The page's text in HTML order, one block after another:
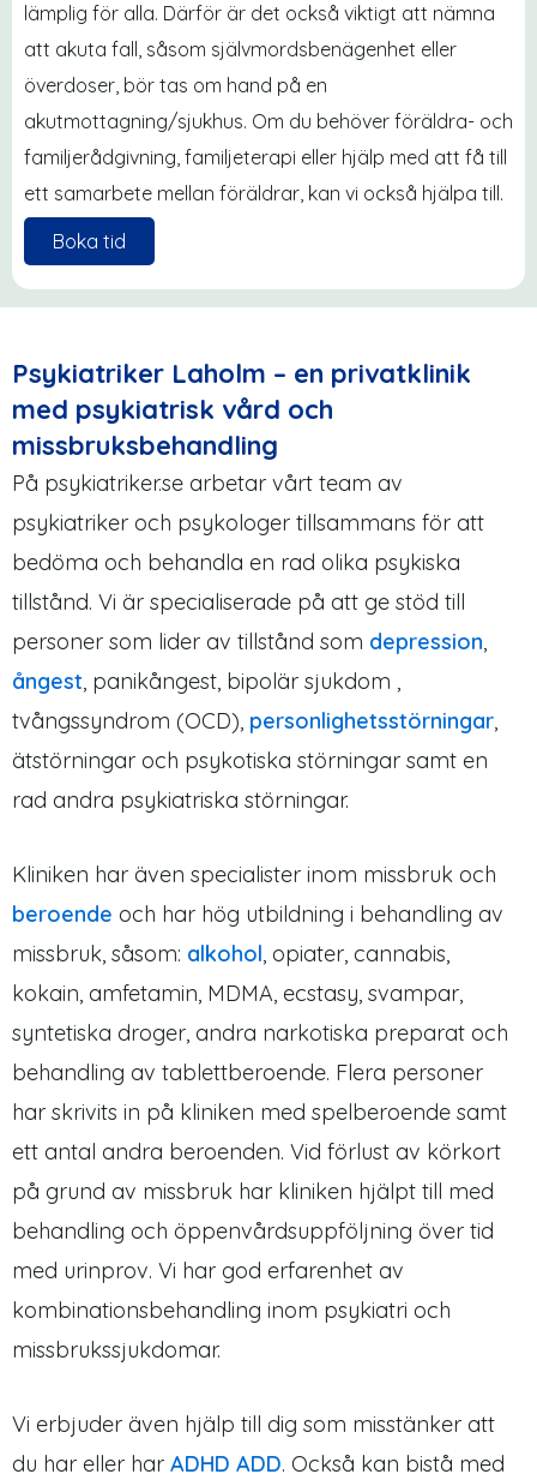
lämplig för alla. Därför är det också viktigt att nämna
att akuta fall, såsom självmordsbenägenhet eller
överdoser, bör tas om hand på en
akutmottagning/sjukhus. Om du behöver föräldra- och
familjerådgivning, familjeterapi eller hjälp med att få till
ett samarbete mellan föräldrar, kan vi också hjälpa till.
Boka tid
Psykiatriker Laholm – en privatklinik
med psykiatrisk vård och
missbruksbehandling
På psykiatriker.se arbetar vårt team av
psykiatriker och psykologer tillsammans för att
bedöma och behandla en rad olika psykiska
tillstånd. Vi är specialiserade på att ge stöd till
personer som lider av tillstånd som depression,
ångest, panikångest, bipolär sjukdom ,
tvångssyndrom (OCD), personlighetsstörningar,
ätstörningar och psykotiska störningar samt en
rad andra psykiatriska störningar.
Kliniken har även specialister inom missbruk och
beroende och har hög utbildning i behandling av
missbruk, såsom: alkohol, opiater, cannabis,
kokain, amfetamin, MDMA, ecstasy, svampar,
syntetiska droger, andra narkotiska preparat och
behandling av tablettberoende. Flera personer
har skrivits in på kliniken med spelberoende samt
ett antal andra beroenden. Vid förlust av körkort
på grund av missbruk har kliniken hjälpt till med
behandling och öppenvårdsuppföljning över tid
med urinprov. Vi har god erfarenhet av
kombinationsbehandling inom psykiatri och
missbrukssjukdomar.
Vi erbjuder även hjälp till dig som misstänker att
du har eller har ADHD ADD. Också kan bistå med